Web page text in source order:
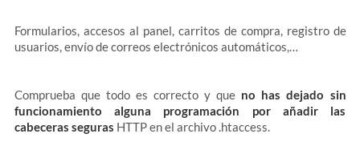
Formularios, accesos al panel, carritos de compra, registro de
usuarios, envío de correos electrónicos automáticos,…
Comprueba que todo es correcto y que no has dejado sin
funcionamiento alguna programación por añadir las
cabeceras seguras HTTP en el archivo .htaccess.